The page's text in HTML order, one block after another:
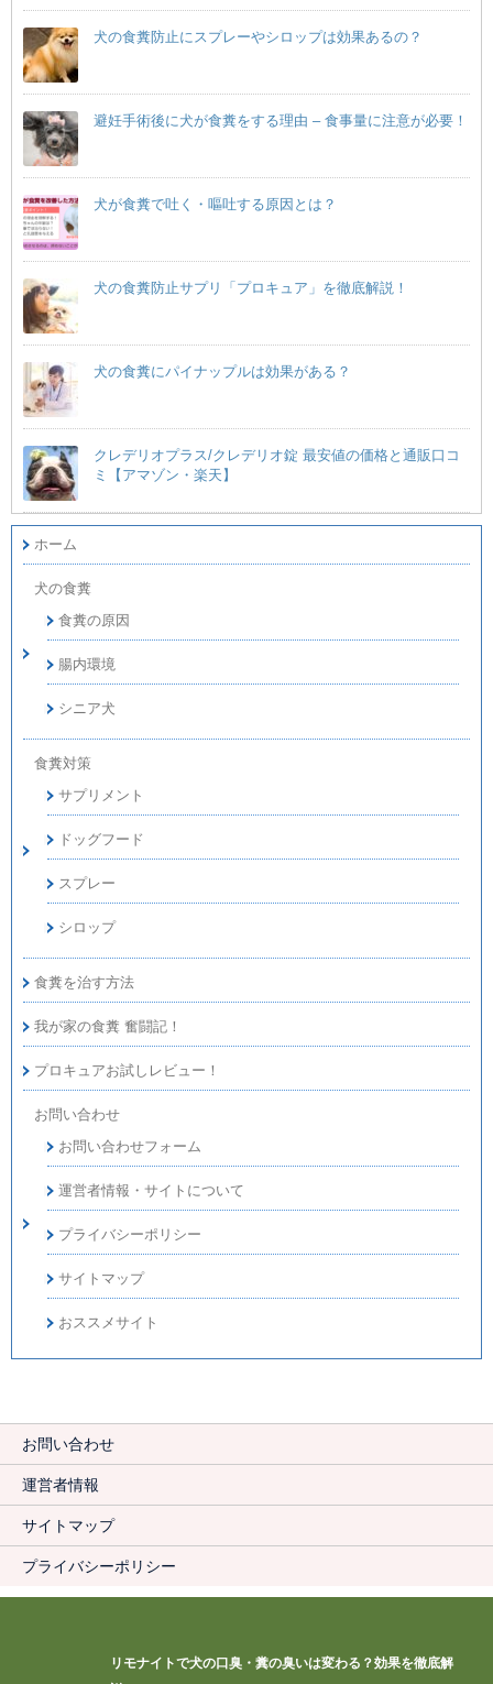
犬の食糞防止にスプレーやシロップは効果あるの？
避妊手術後に犬が食糞をする理由 – 食事量に注意が必要！
犬が食糞で吐く・嘔吐する原因とは？
犬の食糞防止サプリ「プロキュア」を徹底解説！
犬の食糞にパイナップルは効果がある？
クレデリオプラス/クレデリオ錠 最安値の価格と通販口コ
ミ【アマゾン・楽天】
ホーム
犬の食糞
食糞の原因
腸内環境
シニア犬
食糞対策
サプリメント
ドッグフード
スプレー
シロップ
食糞を治す方法
我が家の食糞 奮闘記！
プロキュアお試しレビュー！
お問い合わせ
お問い合わせフォーム
運営者情報・サイトについて
プライバシーポリシー
サイトマップ
おススメサイト
お問い合わせ
運営者情報
サイトマップ
プライバシーポリシー
リモナイトで犬の口臭・糞の臭いは変わる？効果を徹底解